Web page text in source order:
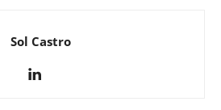
Sol Castro